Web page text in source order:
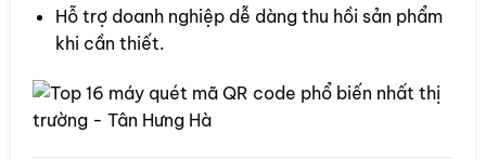
Hỗ trợ doanh nghiệp dễ dàng thu hồi sản phẩm
khi cần thiết.